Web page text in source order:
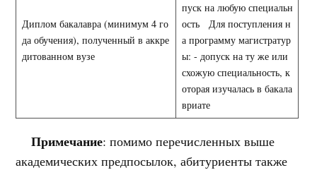
Диплом бакалавра (минимум 4 го
да обучения), полученный в аккре
дитованном вузе
пуск на любую специальн
ость Для поступления н
а программу магистратур
ы: - допуск на ту же или
схожую специальность, к
оторая изучалась в бакала
вриате
Примечание: помимо перечисленных выше
академических предпосылок, абитуриенты также